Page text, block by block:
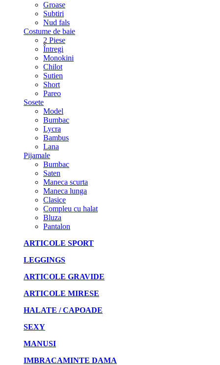
Groase
Subtiri
Nud fals
Costume de baie
2 Piese
Întregi
Monokini
Chilot
Sutien
Short
Pareo
Sosete
Model
Bumbac
Lycra
Bambus
Lana
Pijamale
Bumbac
Saten
Maneca scurta
Maneca lunga
Clasice
Compleu cu halat
Bluza
Pantalon
ARTICOLE SPORT
LEGGINGS
ARTICOLE GRAVIDE
ARTICOLE MIRESE
HALATE / CAPOADE
SEXY
MANUSI
IMBRACAMINTE DAMA